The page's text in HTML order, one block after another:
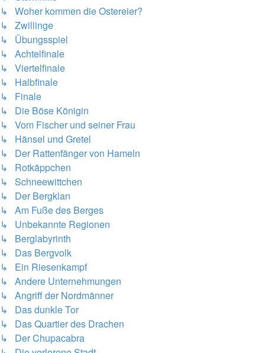
↳ Woher kommen die Ostereier?
↳ Zwillinge
↳ Übungsspiel
↳ Achtelfinale
↳ Viertelfinale
↳ Halbfinale
↳ Finale
↳ Die Böse Königin
↳ Vom Fischer und seiner Frau
↳ Hänsel und Gretel
↳ Der Rattenfänger von Hameln
↳ Rotkäppchen
↳ Schneewittchen
↳ Der Bergklan
↳ Am Fuße des Berges
↳ Unbekannte Regionen
↳ Berglabyrinth
↳ Das Bergvolk
↳ Ein Riesenkampf
↳ Andere Unternehmungen
↳ Angriff der Nordmänner
↳ Das dunkle Tor
↳ Das Quartier des Drachen
↳ Der Chupacabra